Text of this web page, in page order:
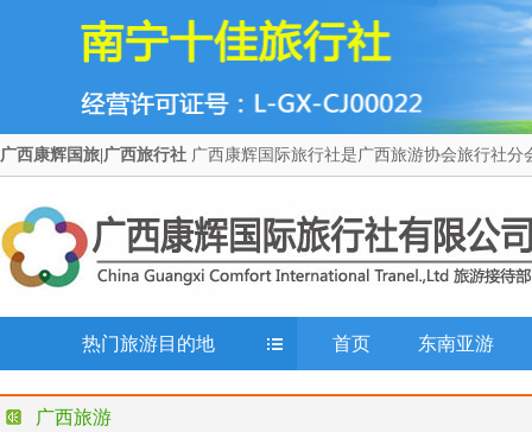
广西康辉国旅|广西旅行社 广西康辉国际旅行社是广西旅游协会旅行社
热门旅游目的地 首页 东南亚游
广西旅游